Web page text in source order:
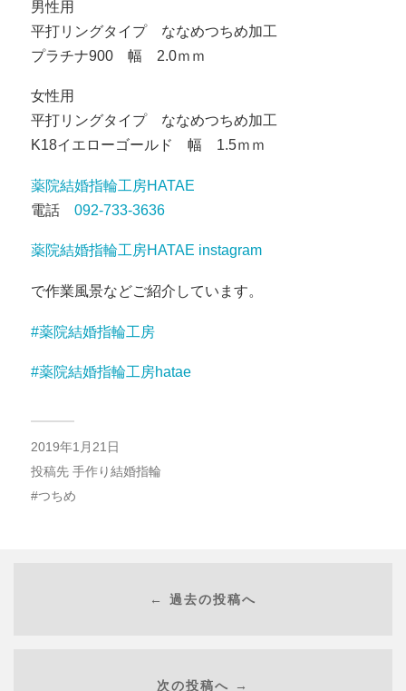
男性用
平打リングタイプ ななめつちめ加工
プラチナ900 幅 2.0ｍｍ
女性用
平打リングタイプ ななめつちめ加工
K18イエローゴールド 幅 1.5ｍｍ
薬院結婚指輪工房HATAE
電話 092-733-3636
薬院結婚指輪工房HATAE instagram
で作業風景などご紹介しています。
#薬院結婚指輪工房
#薬院結婚指輪工房hatae
2019年1月21日
投稿先 手作り結婚指輪
つちめ
← 過去の投稿へ
次の投稿へ →